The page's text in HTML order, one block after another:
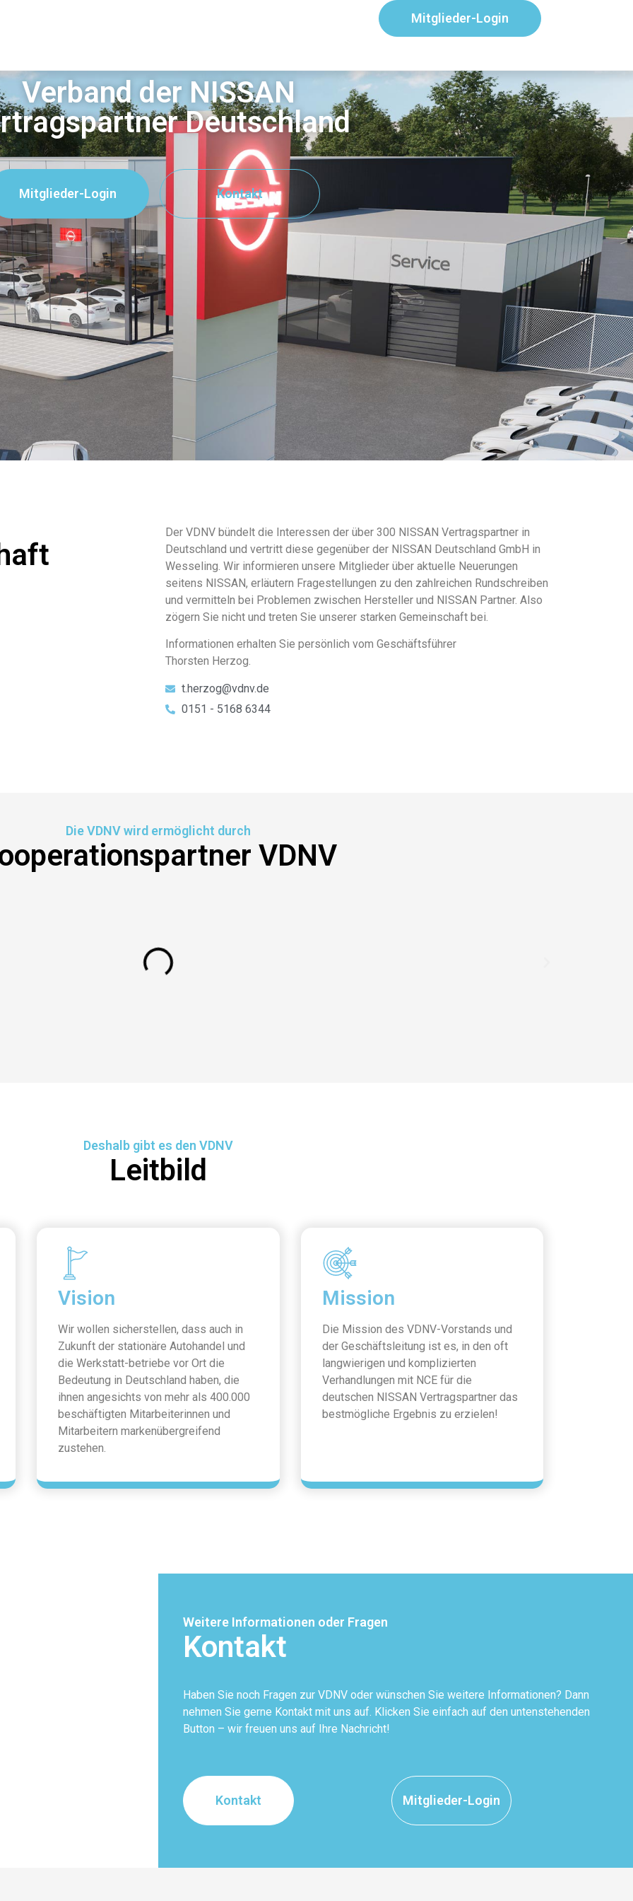
Mitglieder-Login
Verband der NISSAN
Deutschland
Mitglieder-Login Kontakt
Der VDNV bündelt die Interessen der über 300 NISSAN Vertragspartner in
Deutschland und vertritt diese gegenüber der NISSAN Deutschland GmbH in
Wesseling. Wir informieren unsere Mitglieder über aktuelle Neuerungen
seitens NISSAN, erläutern Fragestellungen zu den zahlreichen Rundschreiben
und vermitteln bei Problemen zwischen Hersteller und NISSAN Partner. Also
zögern Sie nicht und treten Sie unserer starken Gemeinschaft bei.
Informationen erhalten Sie persönlich vom Geschäftsführer
Thorsten Herzog.
t.herzog@vdnv.de
0151 - 5168 6344
Die VDNV wird ermöglicht durch
VDNV
Deshalb gibt es den VDNV
Leitbild
Vision
Wir wollen sicherstellen, dass auch in
Zukunft der stationäre Autohandel und
die Werkstatt-betriebe vor Ort die
Bedeutung in Deutschland haben, die
ihnen angesichts von mehr als 400.000
beschäftigten Mitarbeiterinnen und
Mitarbeitern markenübergreifend
zustehen.
Mission
Die Mission des VDNV-Vorstands und
der Geschäftsleitung ist es, in den oft
langwierigen und komplizierten
Verhandlungen mit NCE für die
deutschen NISSAN Vertragspartner das
bestmögliche Ergebnis zu erzielen!
Weitere Informationen oder Fragen
Kontakt
Haben Sie noch Fragen zur VDNV oder wünschen Sie weitere Informationen? Dann
nehmen Sie gerne Kontakt mit uns auf. Klicken Sie einfach auf den untenstehenden
Button – wir freuen uns auf Ihre Nachricht!
Kontakt Mitglieder-Login